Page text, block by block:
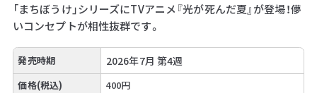
「まちぼうけ」シリーズにTVアニメ『光が死んだ夏』が登場！儚
いコンセプトが相性抜群です。
発売時期 2026年7月 第4週
価格(税込)
400円